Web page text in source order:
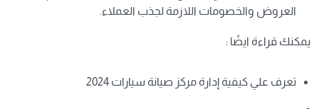
العروض والخصومات اللازمة لجذب العملاء.
يمكنك قراءة ايضًا :
تعرف علي كيفية إدارة مركز صيانة سيارات 2024